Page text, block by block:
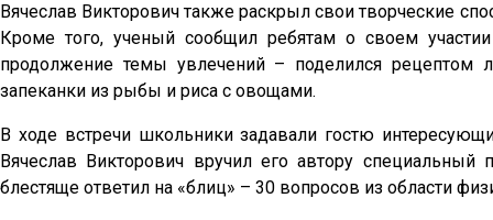
Вячеслав Викторович также раскрыл свои творческие
Кроме того, ученый сообщил ребятам о своем
продолжение темы увлечений – поделился рецептом
запеканки из рыбы и риса с овощами.
В ходе встречи школьники задавали гостю
Вячеслав Викторович вручил его автору
блестяще ответил на «блиц» – 30 вопросов из области